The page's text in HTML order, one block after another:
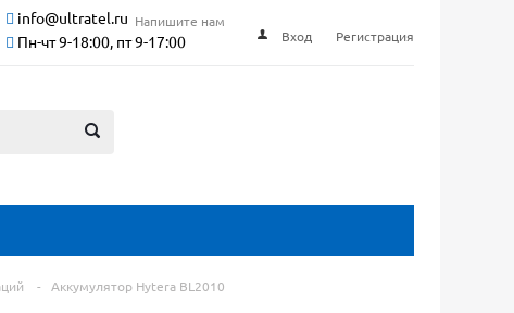
info@ultratel.ru Напишите нам
Пн-чт 9-18:00, пт 9-17:00 Вход Регистрация
- Аккумулятор Hytera BL2010